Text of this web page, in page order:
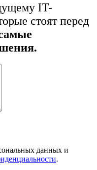
IT-
стоят перед
данных и
.